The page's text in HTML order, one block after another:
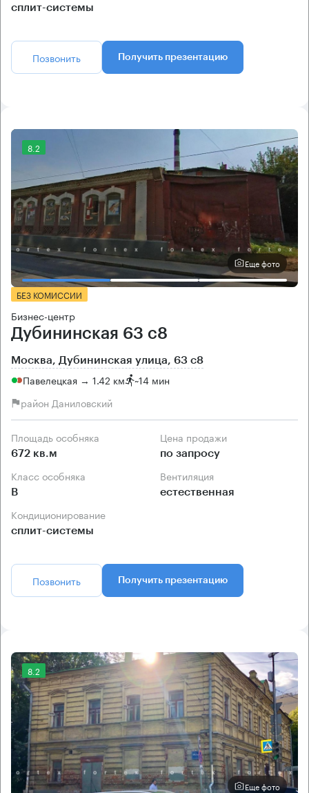
сплит-системы
Позвонить Получить презентацию
8.2
Еще фото
БЕЗ КОМИССИИ
Бизнес-центр
Дубининская 63 с8
Москва, Дубининская улица, 63 с8
Павелецкая → 1.42 км ~14 мин
район Даниловский
Площадь особняка
672 кв.м
Цена продажи
по запросу
Класс особняка
B
Вентиляция
естественная
Кондиционирование
сплит-системы
Позвонить Получить презентацию
8.2
Еще фото